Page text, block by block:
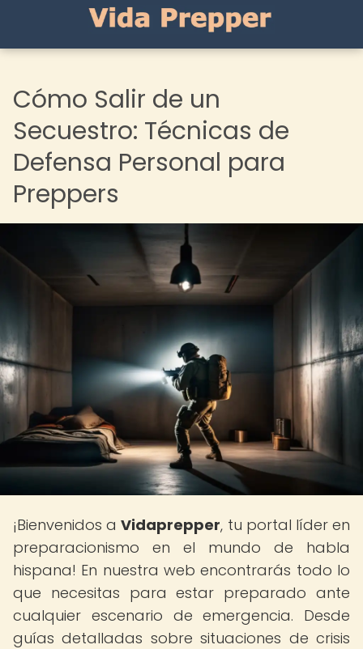
Cómo Salir de un
Secuestro: Técnicas de
Defensa Personal para
Preppers
¡Bienvenidos aVidaprepper, tu portal líder en
preparacionismo en el mundo de habla
hispana! En nuestra web encontrarás todo lo
que necesitas para estar preparado ante
cualquier escenario de emergencia. Desde
guías detalladas sobre situaciones de crisis